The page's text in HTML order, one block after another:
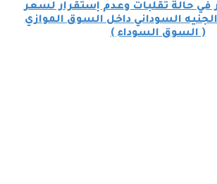
في حالة تقلبات وعدم إستقرار لسعر
السوداني داخل السوق الموازي
( السوق السوداء )